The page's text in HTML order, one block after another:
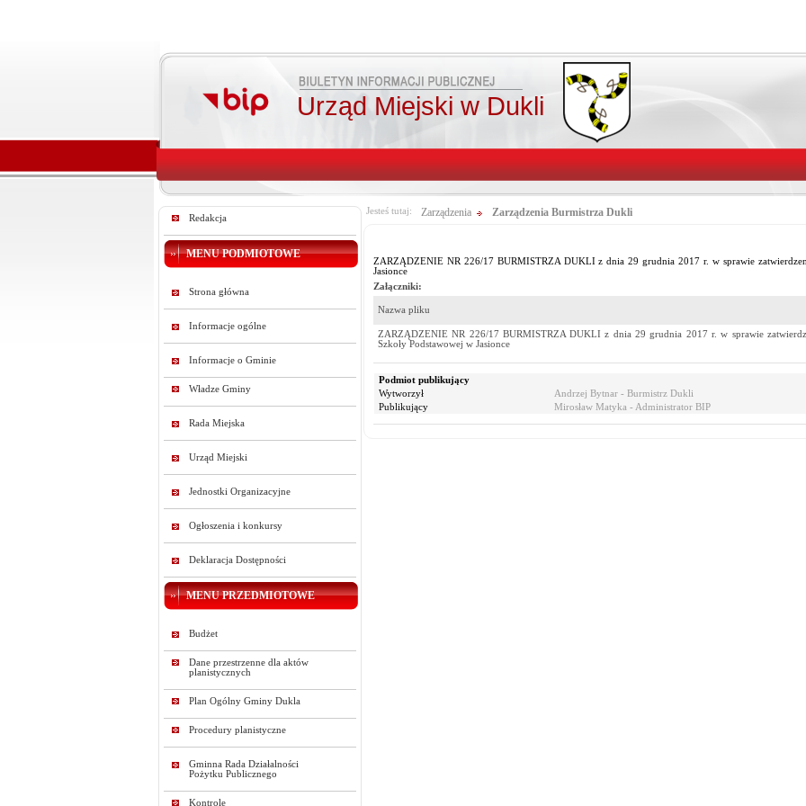
Urząd Miejski w Dukli
Redakcja
MENU PODMIOTOWE
Strona główna
Informacje ogólne
Informacje o Gminie
Władze Gminy
Rada Miejska
Urząd Miejski
Jednostki Organizacyjne
Ogłoszenia i konkursy
Deklaracja Dostępności
MENU PRZEDMIOTOWE
Budżet
Dane przestrzenne dla aktów
planistycznych
Plan Ogólny Gminy Dukla
Procedury planistyczne
Gminna Rada Działalności
Pożytku Publicznego
Kontrole
Jesteś tutaj: Zarządzenia Zarządzenia Burmistrza Dukli
ZARZĄDZENIE NR 226/17 BURMISTRZA DUKLI z dnia 29 grudnia 2017 r. w sprawie
Jasionce
Załączniki:
Nazwa pliku
ZARZĄDZENIE NR 226/17 BURMISTRZA DUKLI z dnia 29 grudnia 2017 r. w sprawie
Szkoły Podstawowej w Jasionce
Podmiot publikujący
Wytworzył
Andrzej Bytnar - Burmistrz Dukli
Publikujący
Mirosław Matyka - Administrator BIP